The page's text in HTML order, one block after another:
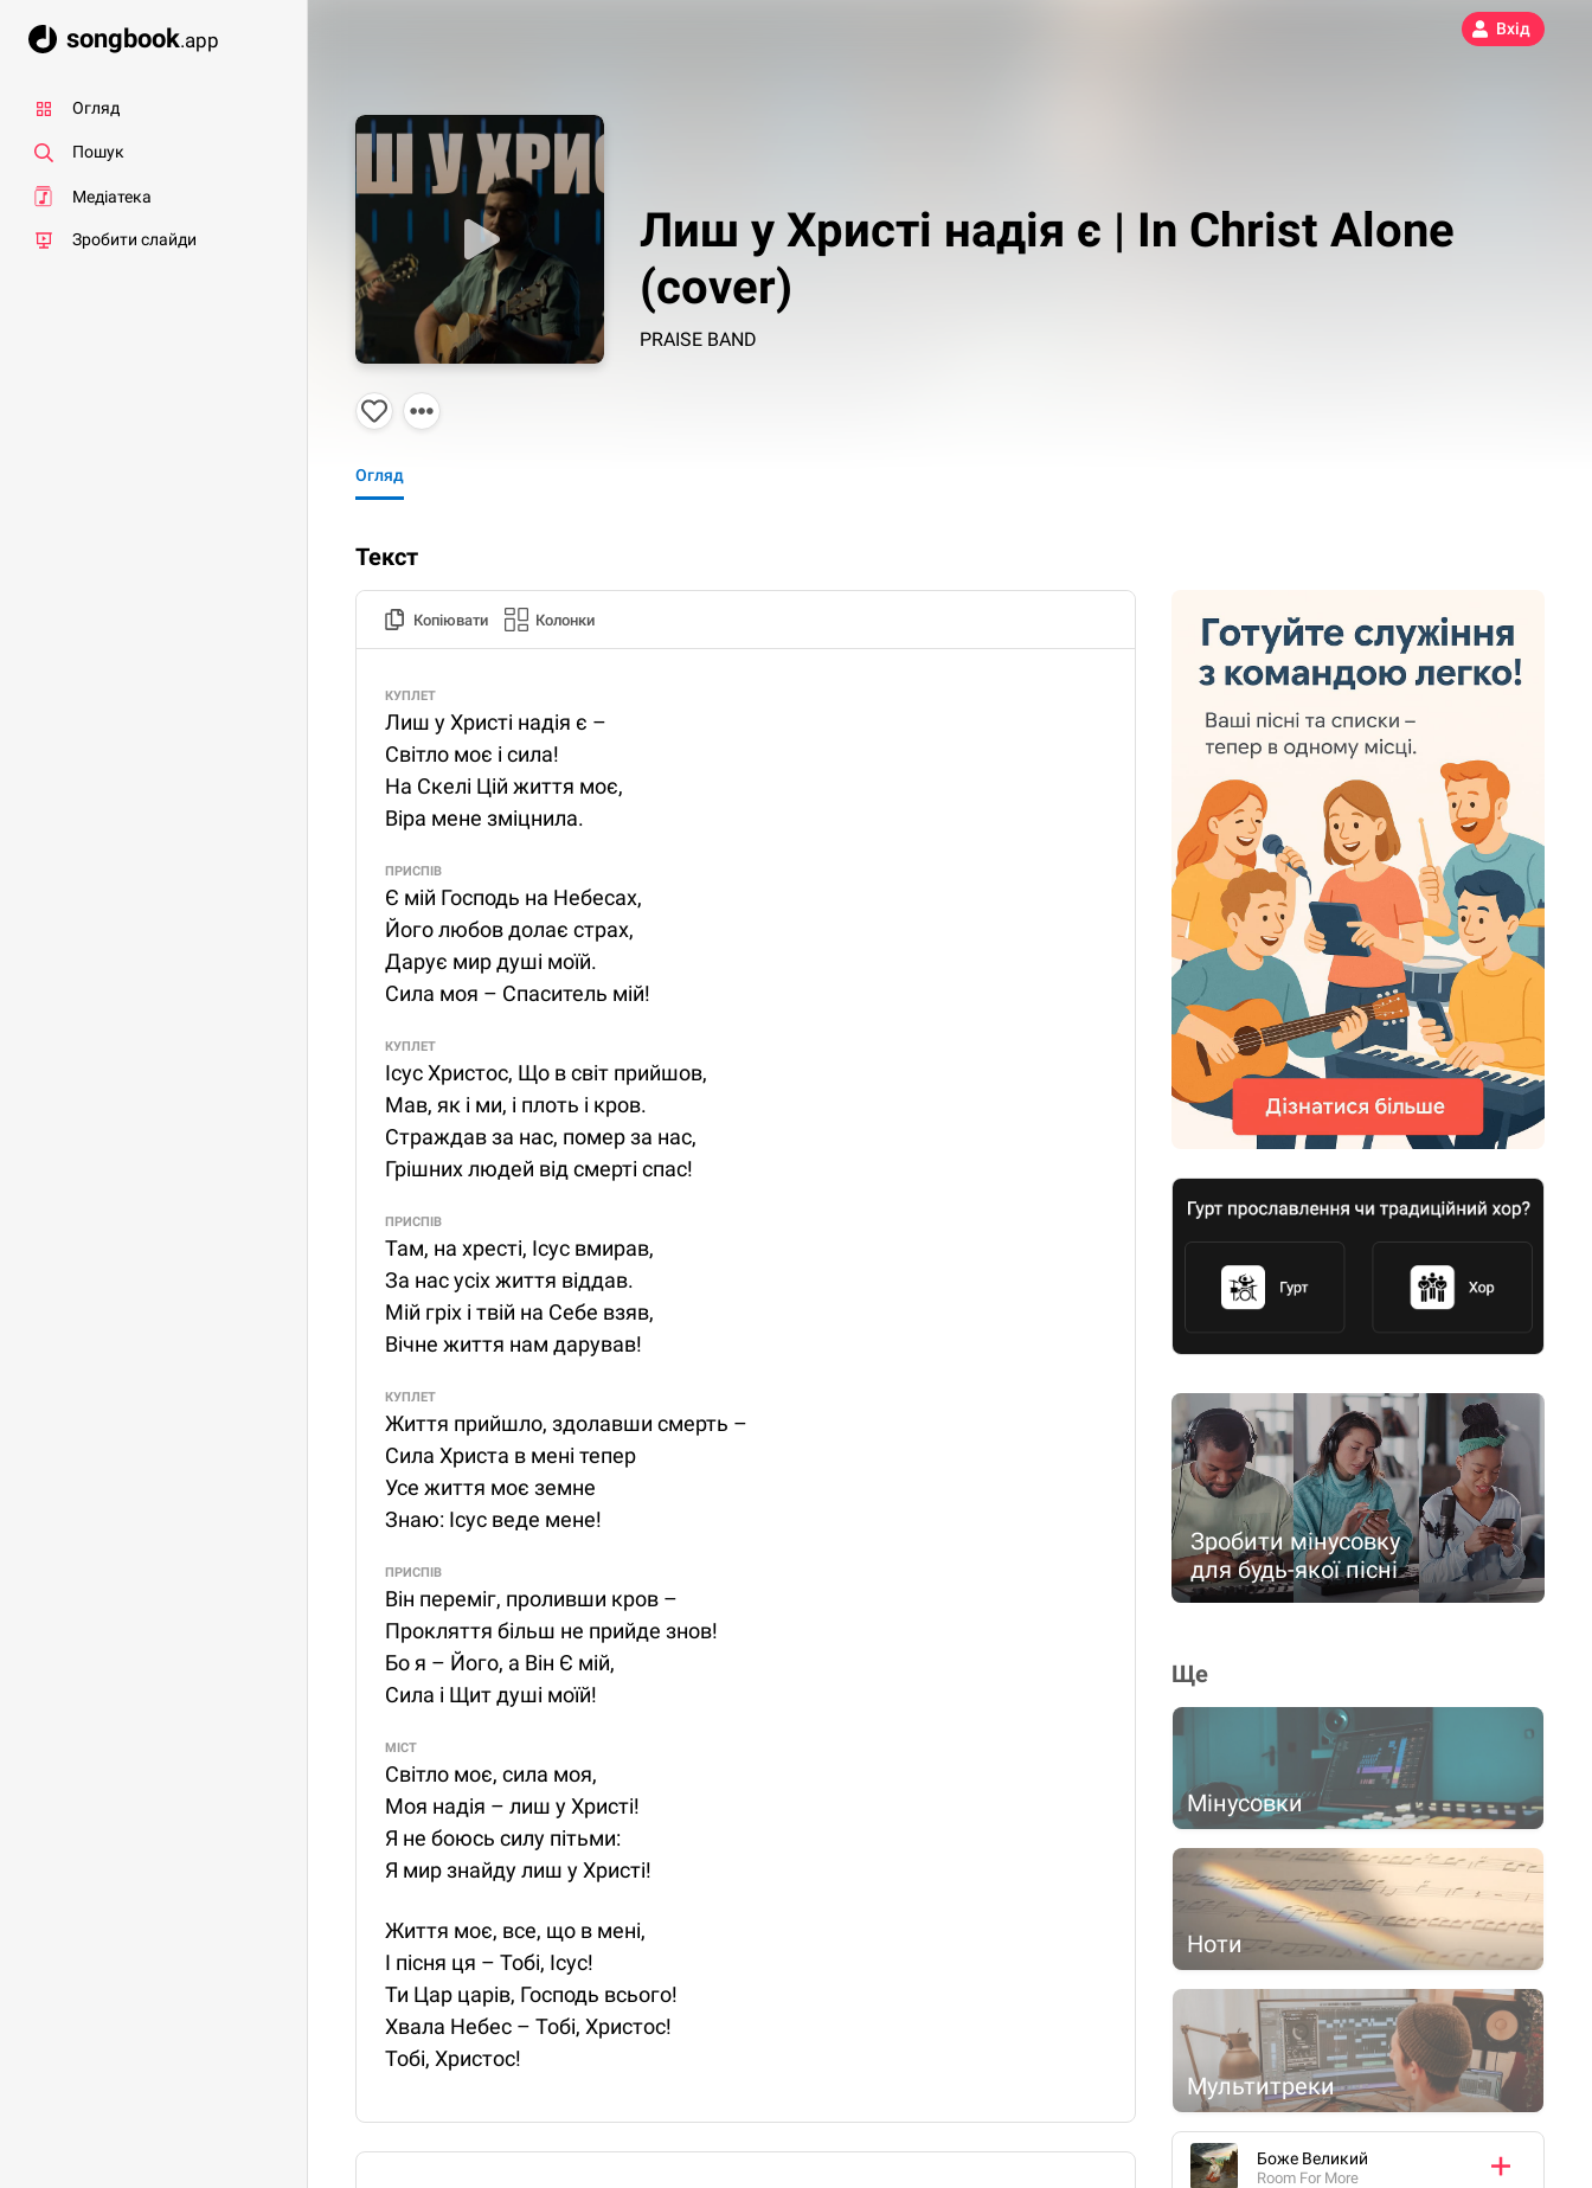
songbook.app
Огляд
Пошук
Медіатека
Зробити слайди
Вхід
Лиш у Христі надія є | In Christ Alone
(cover)
PRAISE BAND
Огляд
Текст
Копіювати Колонки
КУПЛЕТ
Лиш у Христі надія є –
Світло моє і сила!
На Скелі Цій життя моє,
Віра мене зміцнила.
ПРИСПІВ
Є мій Господь на Небесах,
Його любов долає страх,
Дарує мир душі моїй.
Сила моя – Спаситель мій!
КУПЛЕТ
Ісус Христос, Що в світ прийшов,
Мав, як і ми, і плоть і кров.
Страждав за нас, помер за нас,
Грішних людей від смерті спас!
ПРИСПІВ
Там, на хресті, Ісус вмирав,
За нас усіх життя віддав.
Мій гріх і твій на Себе взяв,
Вічне життя нам дарував!
КУПЛЕТ
Життя прийшло, здолавши смерть –
Сила Христа в мені тепер
Усе життя моє земне
Знаю: Ісус веде мене!
ПРИСПІВ
Він переміг, проливши кров –
Прокляття більш не прийде знов!
Бо я – Його, а Він Є мій,
Сила і Щит душі моїй!
МІСТ
Світло моє, сила моя,
Моя надія – лиш у Христі!
Я не боюсь силу пітьми:
Я мир знайду лиш у Христі!
Життя моє, все, що в мені,
І пісня ця – Тобі, Ісус!
Ти Цар царів, Господь всього!
Хвала Небес – Тобі, Христос!
Тобі, Христос!
Зробити мінусовку
для будь-якої пісні
Ще
Мінусовки
Ноти
Мультитреки
Боже Великий
Room For More